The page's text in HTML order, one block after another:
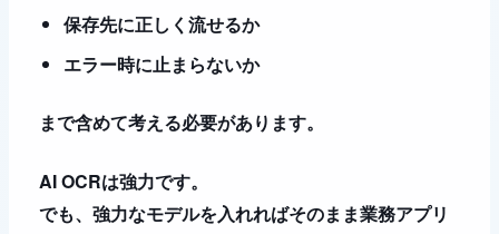
保存先に正しく流せるか
エラー時に止まらないか
まで含めて考える必要があります。
AI OCRは強力です。
でも、強力なモデルを入れればそのまま業務アプリ